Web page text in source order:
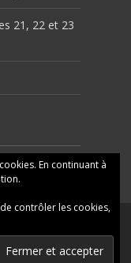
21, 22 et 23
En continuant à
contrôler les cookies,